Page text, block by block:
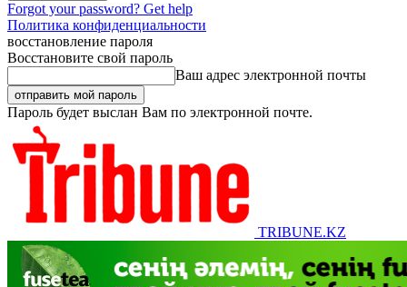
Forgot your password? Get help
Политика конфиденциальности
восстановление пароля
Восстановите свой пароль
Ваш адрес электронной почты
Пароль будет выслан Вам по электронной почте.
TRIBUNE.KZ